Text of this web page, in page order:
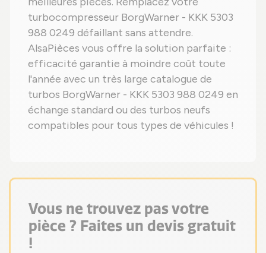
turbocompresseur BorgWarner - KKK 5303
988 0249 défaillant sans attendre.
AlsaPièces vous offre la solution parfaite :
efficacité garantie à moindre coût toute
l'année avec un très large catalogue de
turbos BorgWarner - KKK 5303 988 0249 en
échange standard ou des turbos neufs
compatibles pour tous types de véhicules !
Vous ne trouvez pas votre
pièce ? Faites un devis gratuit
!